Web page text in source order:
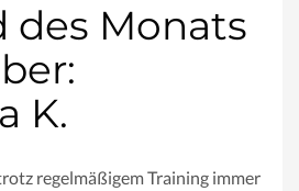
des Monats
K.
regelmäßigem Training immer